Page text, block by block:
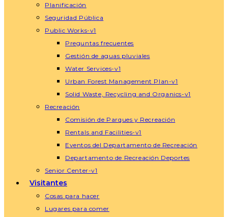
Planificación
Seguridad Pública
Public Works-v1
Preguntas frecuentes
Gestión de aguas pluviales
Water Services-v1
Urban Forest Management Plan-v1
Solid Waste, Recycling and Organics-v1
Recreación
Comisión de Parques y Recreación
Rentals and Facilities-v1
Eventos del Departamento de Recreación
Departamento de Recreación Deportes
Senior Center-v1
Visitantes
Cosas para hacer
Lugares para comer